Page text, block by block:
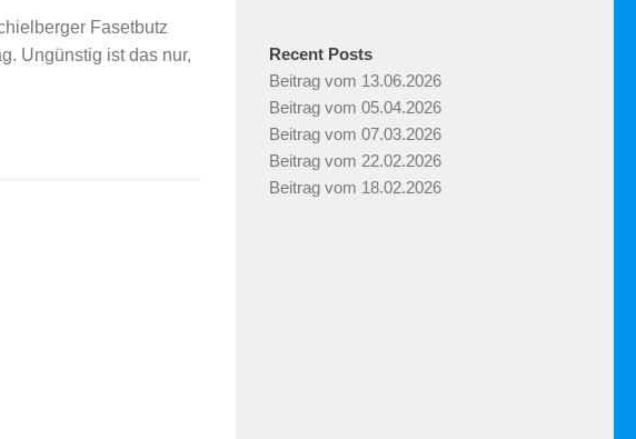
Fasetbutz
Ungünstig ist das nur,
Recent Posts
Beitrag vom 13.06.2026
Beitrag vom 05.04.2026
Beitrag vom 07.03.2026
Beitrag vom 22.02.2026
Beitrag vom 18.02.2026